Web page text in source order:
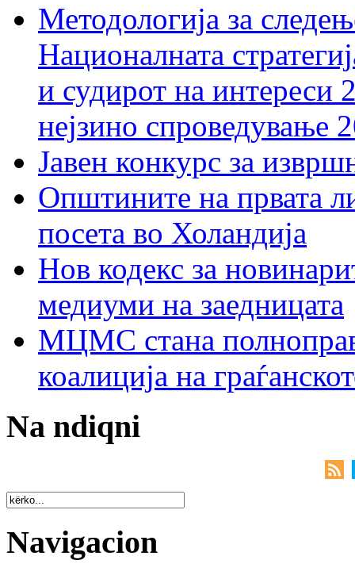
Методологија за
Националната
и судирот на интереси
нејзино спроведување
Јавен конкурс за
Општините на првата
посета во Холандија
Нов кодекс за
медиуми на заедницата
МЦМС стана
коалиција на
Na ndiqni
Navigacion